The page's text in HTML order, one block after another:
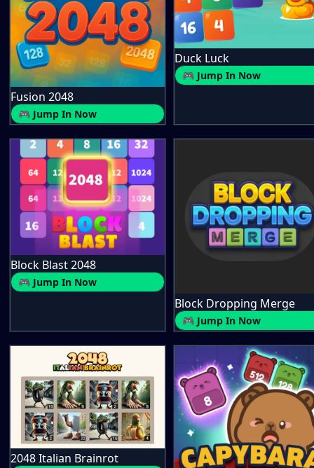
Fusion 2048
🎮 Jump In Now
Duck Luck
🎮 Jump In Now
Block Blast 2048
🎮 Jump In Now
Block Dropping Merge
🎮 Jump In Now
2048 Italian Brainrot